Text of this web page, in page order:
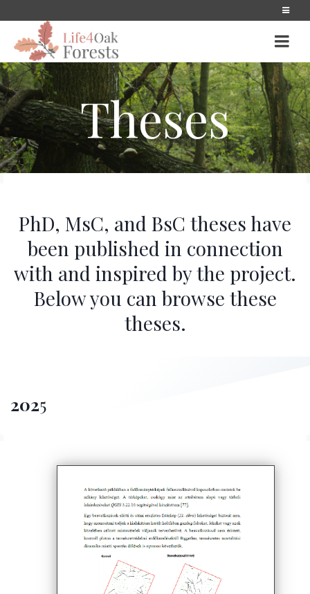
Theses
PhD, MsC, and BsC theses have
been published in connection
with and inspired by the project.
Below you can browse these
theses.
2025